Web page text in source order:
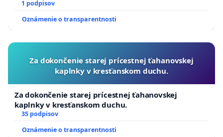
1 podpisov
Oznámenie o transparentnosti
Za dokončenie starej prícestnej ťahanovskej
kaplnky v kresťanskom duchu.
Za dokončenie starej prícestnej ťahanovskej
kaplnky v kresťanskom duchu.
35 podpisov
Oznámenie o transparentnosti